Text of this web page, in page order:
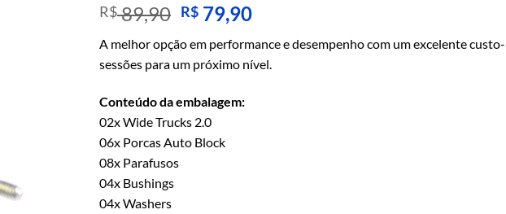
R$89,90 O
preço
original
era:
R$ 79,90O
atual
é:
A melhor opção em performance e desempenho com um excelente
sessões para um próximo nível.
Conteúdo da embalagem:
02x Wide Trucks 2.0
06x Porcas Auto Block
08x Parafusos
04x Bushings
04x Washers